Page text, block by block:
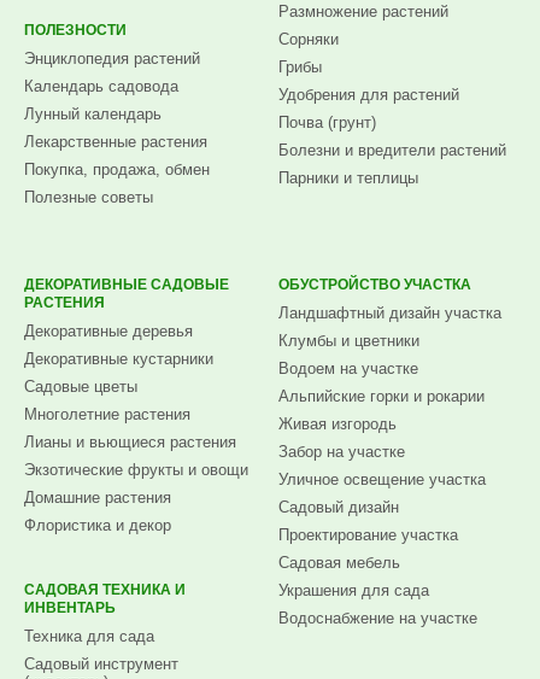
ПОЛЕЗНОСТИ
Энциклопедия растений
Календарь садовода
Лунный календарь
Лекарственные растения
Покупка, продажа, обмен
Полезные советы
Размножение растений
Сорняки
Грибы
Удобрения для растений
Почва (грунт)
Болезни и вредители растений
Парники и теплицы
ДЕКОРАТИВНЫЕ САДОВЫЕ
РАСТЕНИЯ
Декоративные деревья
Декоративные кустарники
Садовые цветы
Многолетние растения
Лианы и вьющиеся растения
Экзотические фрукты и овощи
Домашние растения
Флористика и декор
САДОВАЯ ТЕХНИКА И
ИНВЕНТАРЬ
Техника для сада
Садовый инструмент
ОБУСТРОЙСТВО УЧАСТКА
Ландшафтный дизайн участка
Клумбы и цветники
Водоем на участке
Альпийские горки и рокарии
Живая изгородь
Забор на участке
Уличное освещение участка
Садовый дизайн
Проектирование участка
Садовая мебель
Украшения для сада
Водоснабжение на участке